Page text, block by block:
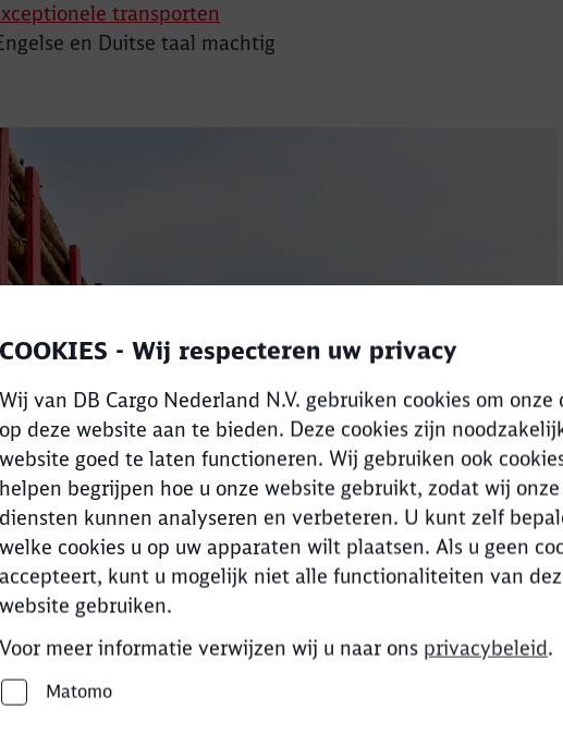
COOKIES - Wij respecteren uw privacy
Wij van DB Cargo Nederland N.V. gebruiken cookies om onze
op deze website aan te bieden. Deze cookies zijn
website goed te laten functioneren. Wij gebruiken ook
helpen begrijpen hoe u onze website gebruikt, zodat wij onze
diensten kunnen analyseren en verbeteren. U kunt zelf
welke cookies u op uw apparaten wilt plaatsen. Als u geen
accepteert, kunt u mogelijk niet alle functionaliteiten van
website gebruiken.
Voor meer informatie verwijzen wij u naar ons privacybeleid.
Matomo
transporten
en Duitse taal machtig
Close
Would you like to be forwarded to?
Abort Go